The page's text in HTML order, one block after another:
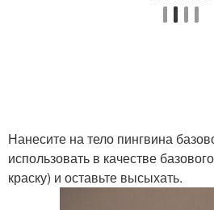
Нанесите на тело пингвина
использовать в качестве
краску) и оставьте высыхать.